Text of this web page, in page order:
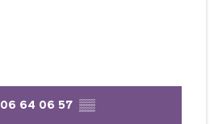
06 64 06 57 ▒▒